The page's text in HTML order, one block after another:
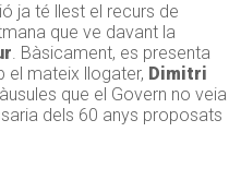
ja té llest el recurs de
que ve davant la
. Bàsicament, es presenta
el mateix llogater, Dimitri
que el Govern no veia
dels 60 anys proposats